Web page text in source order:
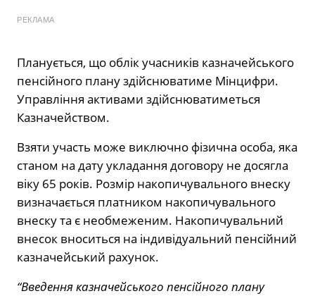
РЕКЛАМА
Планується, що облік учасників казначейського
пенсійного плану здійснюватиме Мінцифри.
Управління активами здійснюватиметься
Казначейством.
Взяти участь може виключно фізична особа, яка
станом на дату укладання договору не досягла
віку 65 років. Розмір накопичувального внеску
визначається платником накопичувального
внеску та є необмеженим. Накопичувальний
внесок вноситься на індивідуальний пенсійний
казначейський рахунок.
“Введення казначейського пенсійного плану